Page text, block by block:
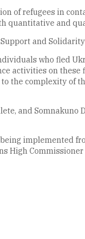
of refugees in
quantitative and
and
who fled
activities on
the complexity of
and Somnakuno
implemented
Commissioner